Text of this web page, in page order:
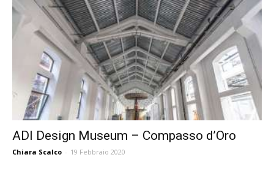
ADI Design Museum – Compasso d’Oro
Chiara Scalco - 19 Febbraio 2020